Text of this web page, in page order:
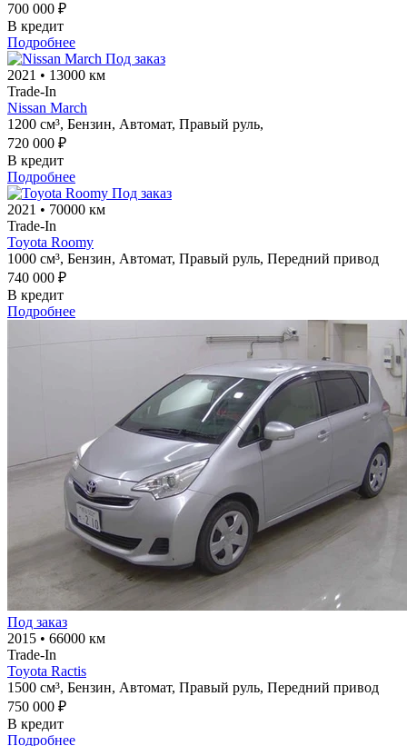
700 000 ₽
В кредит
Подробнее
Под заказ
2021 • 13000 км
Trade-In
Nissan March
1200 см³, Бензин, Автомат, Правый руль,
720 000 ₽
В кредит
Подробнее
Под заказ
2021 • 70000 км
Trade-In
Toyota Roomy
1000 см³, Бензин, Автомат, Правый руль, Передний привод
740 000 ₽
В кредит
Подробнее
Под заказ
2015 • 66000 км
Trade-In
Toyota Ractis
1500 см³, Бензин, Автомат, Правый руль, Передний привод
750 000 ₽
В кредит
Подробнее